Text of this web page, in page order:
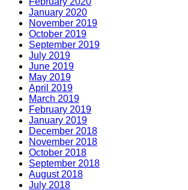
January 2020
November 2019
October 2019
September 2019
July 2019
June 2019
May 2019
April 2019
March 2019
February 2019
January 2019
December 2018
November 2018
October 2018
September 2018
August 2018
July 2018